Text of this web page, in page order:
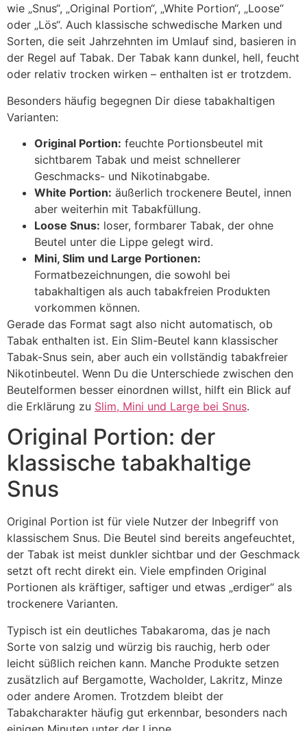
wie „Snus“, „Original Portion“, „White Portion“, „Loose“
oder „Lös“. Auch klassische schwedische Marken und
Sorten, die seit Jahrzehnten im Umlauf sind, basieren in
der Regel auf Tabak. Der Tabak kann dunkel, hell, feucht
oder relativ trocken wirken – enthalten ist er trotzdem.
Besonders häufig begegnen Dir diese tabakhaltigen
Varianten:
Original Portion: feuchte Portionsbeutel mit
sichtbarem Tabak und meist schnellerer
Geschmacks- und Nikotinabgabe.
White Portion: äußerlich trockenere Beutel, innen
aber weiterhin mit Tabakfüllung.
Loose Snus: loser, formbarer Tabak, der ohne
Beutel unter die Lippe gelegt wird.
Mini, Slim und Large Portionen:
Formatbezeichnungen, die sowohl bei
tabakhaltigen als auch tabakfreien Produkten
vorkommen können.
Gerade das Format sagt also nicht automatisch, ob
Tabak enthalten ist. Ein Slim-Beutel kann klassischer
Tabak-Snus sein, aber auch ein vollständig tabakfreier
Nikotinbeutel. Wenn Du die Unterschiede zwischen den
Beutelformen besser einordnen willst, hilft ein Blick auf
die Erklärung zu Slim, Mini und Large bei Snus.
Original Portion: der
klassische tabakhaltige
Snus
Original Portion ist für viele Nutzer der Inbegriff von
klassischem Snus. Die Beutel sind bereits angefeuchtet,
der Tabak ist meist dunkler sichtbar und der Geschmack
setzt oft recht direkt ein. Viele empfinden Original
Portionen als kräftiger, saftiger und etwas „erdiger“ als
trockenere Varianten.
Typisch ist ein deutliches Tabakaroma, das je nach
Sorte von salzig und würzig bis rauchig, herb oder
leicht süßlich reichen kann. Manche Produkte setzen
zusätzlich auf Bergamotte, Wacholder, Lakritz, Minze
oder andere Aromen. Trotzdem bleibt der
Tabakcharakter häufig gut erkennbar, besonders nach